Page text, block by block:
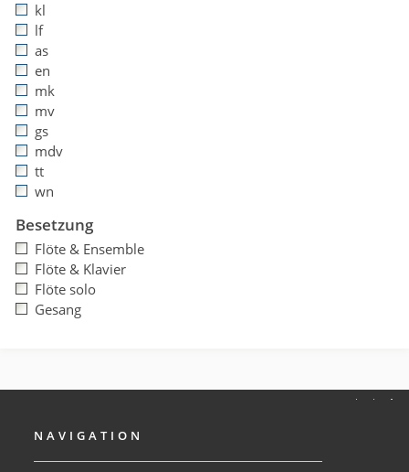
kl
lf
as
en
mk
mv
gs
mdv
tt
wn
Besetzung
Flöte & Ensemble
Flöte & Klavier
Flöte solo
Gesang
NAVIGATION